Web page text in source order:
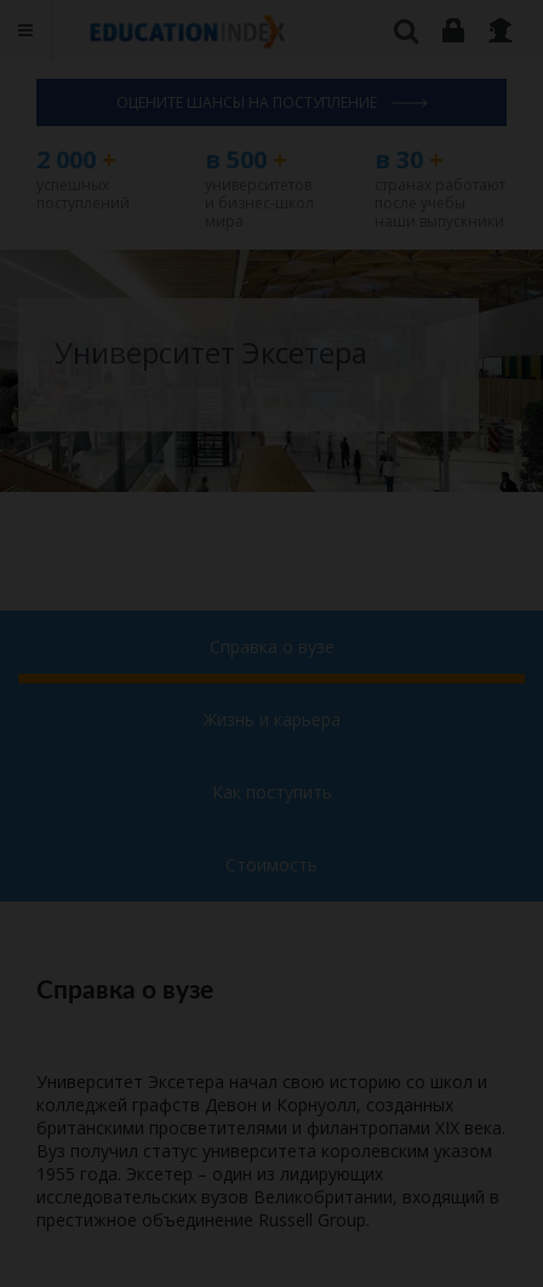
ОЦЕНИТЕ ШАНСЫ НА ПОСТУПЛЕНИЕ
2 000 + в 500 + в 30+
Университет Эксетера
Справка о вузе
Жизнь и карьера
Как поступить
Стоимость
Справка о вузе
Университет Эксетера начал свою историю со школ и
колледжей графств Девон и Корнуолл, созданных
британскими просветителями и филантропами XIX века.
Вуз получил статус университета королевским указом
1955 года. Эксетер – один из лидирующих
исследовательских вузов Великобритании, входящий в
престижное объединение Russell Group.